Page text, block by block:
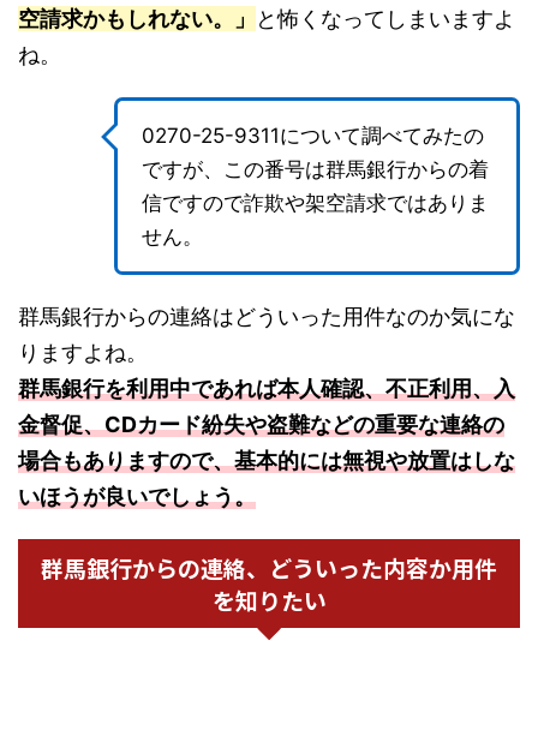
空請求かもしれない。」
と怖くなってしまいますよ
ね。
0270-25-9311について調べてみたの
ですが、この番号は群馬銀行からの着
信ですので詐欺や架空請求ではありま
せん。
群馬銀行からの連絡はどういった用件なのか気にな
りますよね。
群馬銀行を利用中であれば本人確認、不正利用、入
金督促、CDカード紛失や盗難などの重要な連絡の
場合もありますので、基本的には無視や放置はしな
いほうが良いでしょう。
群馬銀行からの連絡、どういった内容か用件
を知りたい